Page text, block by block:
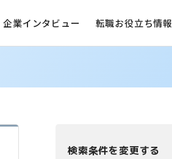
企業インタビュー 転職お役立ち情報
検索条件を変更する